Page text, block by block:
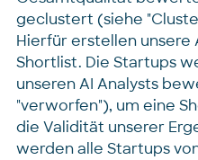
geclustert (siehe
Hierfür erstellen unsere
Shortlist. Die Startups
unseren AI Analysts
"verworfen"), um eine
die Validität unserer
werden alle Startups